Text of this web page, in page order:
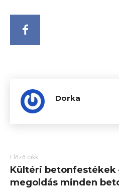
Dorka
Előző cikk
Kültéri betonfestékek
megoldás minden